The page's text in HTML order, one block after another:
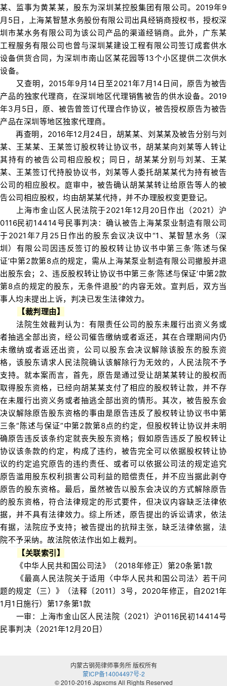
某、监事为黄某某，股东为深圳某控股集团有限公司。2019年9
月5日，上海某智慧水务股份有限公司出具经销商授权书，授权深
圳市某水务有限公司为该公司产品的渠道经销商。此外，广东某
工程服务有限公司也曾与深圳某建设工程有限公司签订成套供水
设备供货合同，为深圳市南山区某花园等13个小区提供二次供水
设备。
又查明，2015年9月14日至2021年7月14日间，原告为被告
产品的独家代理商，在深圳地区代理销售被告的供水设备。2019
年3月5日，原、被告曾签订代理合作协议，被告授权原告为被告
产品在深圳等地区独家代理商。
再查明，2016年12月24日，胡某某、刘某某及被告分别与刘
某、王某某、王某签订股权转让协议书，胡某某向刘某等人转让
其持有的被告公司相应股权；同日，胡某某分别与刘某、王某
某、王某签订代持股协议书，刘某等人委托胡某某代为持有被告
公司的相应股权。庭审中，被告确认胡某某转让给原告等人的被
告公司相应股权，均由胡某某代持，并不办理股权变更登记。
上海市金山区人民法院于2021年12月20日作出（2021）沪
0116民初14414号民事判决：确认被告上海某泵业制造有限公司
于2021年7月25日作出的股东会议决议中“1、某智慧水务（深
圳）有限公司因违反签订的股权转让协议书中第三条‘陈述与保
证’中第2款第8点的规定，需从上海某泵业制造有限公司撤股并退
出股东会；2、违反股权转让协议书中第三条‘陈述与保证’中第2款
第8点的规定的股东，无条件退股”的内容无效。宣判后，双方当
事人均未提出上诉，判决已发生法律效力。
【裁判理由】
法院生效裁判认为：有限责任公司的股东未履行出资义务或
者抽逃全部出资，经公司催告缴纳或者返还，其在合理期间内仍
未缴纳或者返还出资，公司以股东会决议解除该股东的股东资
格，该股东请求人民法院确认该解除行为无效的，人民法院不予
支持。就本案而言，首先，原告是通过受让胡某某转让的股权而
取得股东资格，已经向胡某某支付了相应的股权转让款，并不存
在未履行出资义务或者抽逃全部出资的情形。其次，被告股东会
决议解除原告股东资格的事由是原告违反了股权转让协议书中第
三条“陈述与保证”中第2款第8点的约定，但股权转让协议并未明
确原告违反该条约定就丧失股东资格；假如原告违反了股权转让
协议该条款的约定，构成了违约，被告完全可以依据股权转让协
议的约定追究原告的违约责任、或者可以依据公司法的规定追究
原告滥用股东权利损害公司利益的赔偿责任，并不应当据此剥夺
原告的股东资格。最后，虽然被告以股东会决议的方式解除原告
的股东资格，符合法律规定的形式要件，但决议内容缺乏法律依
据，并不具有法律效力。综上所述，原告提出的诉讼请求，依法
有据，法院应予支持；被告提出的抗辩主张，缺乏法律依据，法
院不予采纳。故法院依法作出如上裁判。
【关联索引】
《中华人民共和国公司法》（2018年修正）第20条第1款
《最高人民法院关于适用〈中华人民共和国公司法〉若干问
题的规定（三）》（法释〔2011〕3号，2020年修正，自2021年
1月1日施行）第17条第1款
一审：上海市金山区人民法院（2021）沪0116民初14414号
民事判决（2021年12月20日）
内蒙古钢苑律师事务所 版权所有
蒙ICP备14004497号-2
© 2010-2016 Jspxcms All Rights Reserved